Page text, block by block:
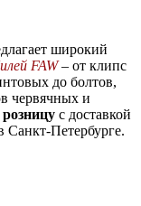
широкий
FAW– от клипс
до болтов,
червячных и
с доставкой
Санкт-Петербурге.